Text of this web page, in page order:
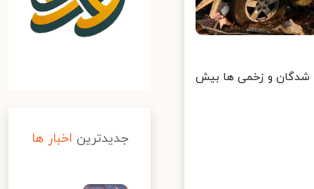
شدگان و زخمی ها بیش
جدیدترین اخبار ها